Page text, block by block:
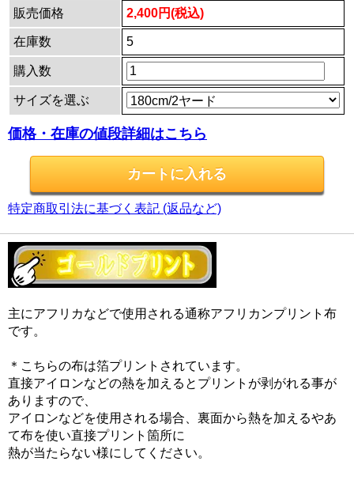
販売価格 2,400円(税込)
在庫数 5
購入数
サイズを選ぶ
価格・在庫の値段詳細はこちら
特定商取引法に基づく表記 (返品など)
主にアフリカなどで使用される通称アフリカンプリント布
です。
＊こちらの布は箔プリントされています。
直接アイロンなどの熱を加えるとプリントが剥がれる事が
ありますので、
アイロンなどを使用される場合、裏面から熱を加えるやあ
て布を使い直接プリント箇所に
熱が当たらない様にしてください。